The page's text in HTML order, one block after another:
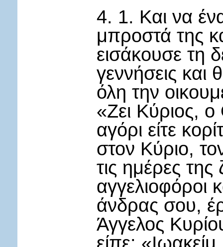
4. 1. Και να
μπροστά της
εισάκουσε τη
γεννήσεις
όλη την
«Ζει Κύριος,
αγόρι είτε
στον Κύριο,
τις ημέρες
αγγελιοφόροι
άνδρας σου,
Άγγελος